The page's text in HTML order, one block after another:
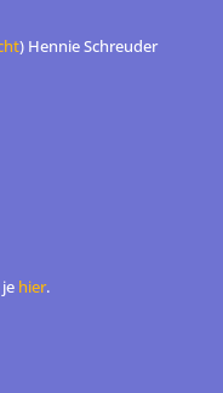
) Hennie Schreuder
hier.